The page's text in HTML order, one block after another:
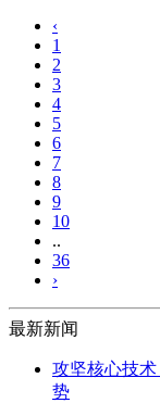
‹
1
2
3
4
5
6
7
8
9
10
..
36
›
最新新闻
攻坚核心技
势